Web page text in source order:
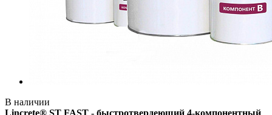
В наличии
Lincrete® ST FAST - быстротвердеющий 4-компонентный